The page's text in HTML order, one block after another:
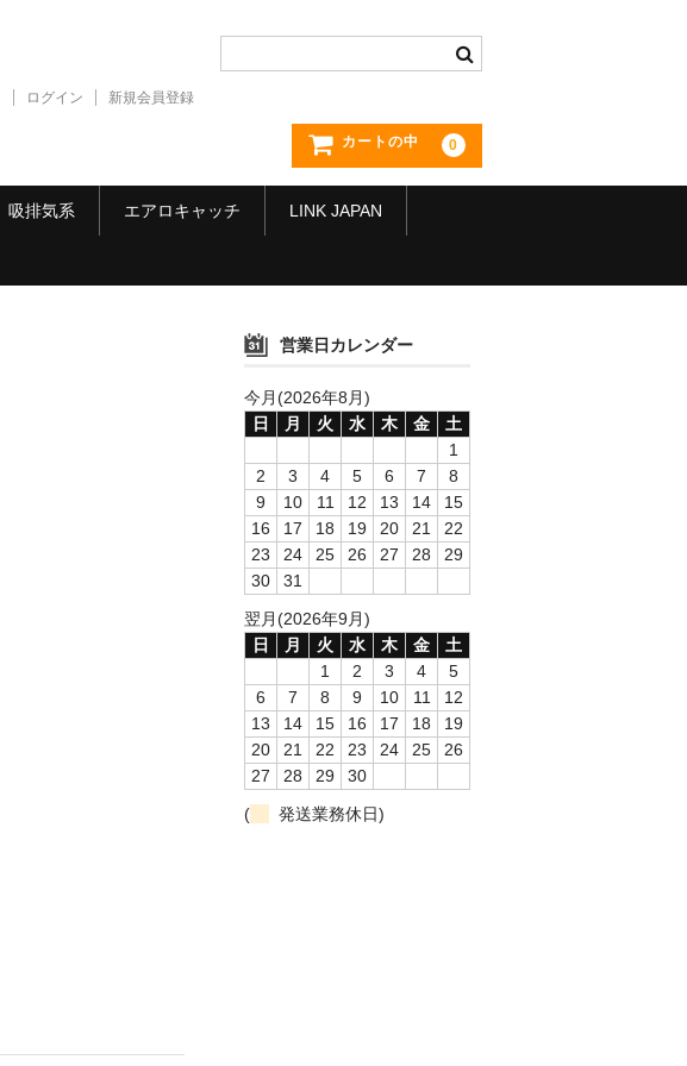
ログイン 新規会員登録
カートの中 0
吸排気系 エアロキャッチ LINK JAPAN
営業日カレンダー
今月(2026年8月)
日
月 火 水 木 金
土
1
2
3 4 5 6 7
8
9
10 11 12 13 14
15
16
17 18 19 20 21
22
23
24 25 26 27 28
29
30
31
翌月(2026年9月)
日
月 火 水 木 金
土
1
2 3 4
5
6
7 8 9 10 11
12
13
14 15 16 17 18
19
20
21 22 23 24 25
26
27
28 29
30
(
発送業務休日)